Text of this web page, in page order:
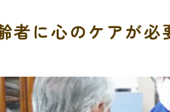
者に心のケアが必